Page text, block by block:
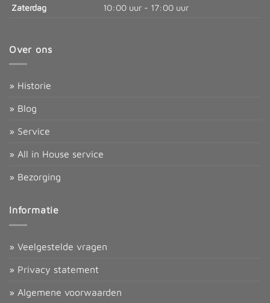
Zaterdag
10:00 uur - 17:00 uur
Over ons
» Historie
» Blog
» Service
» All in House service
» Bezorging
Informatie
» Veelgestelde vragen
» Privacy statement
» Algemene voorwaarden